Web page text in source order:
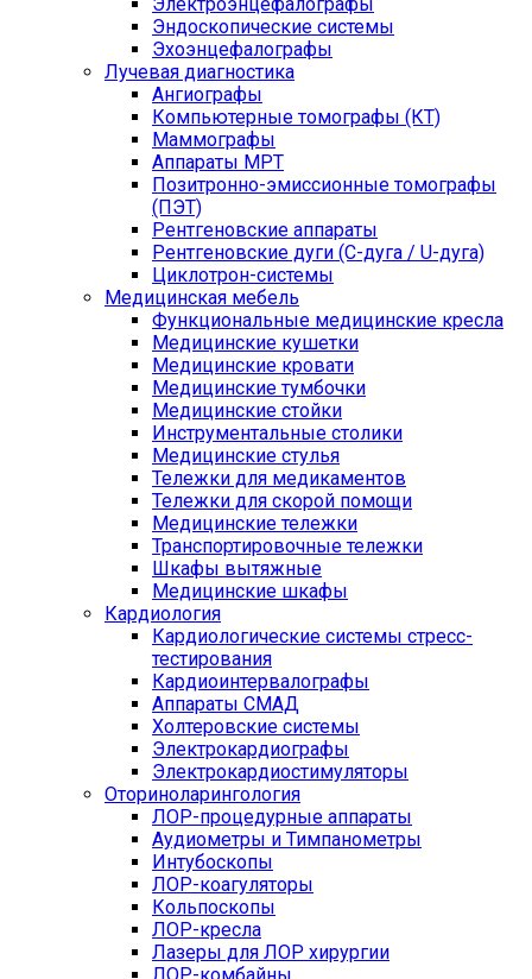
Эндоскопические системы
Эхоэнцефалографы
Лучевая диагностика
Ангиографы
Компьютерные томографы (КТ)
Маммографы
Аппараты МРТ
Позитронно-эмиссионные томографы
(ПЭТ)
Рентгеновские аппараты
Рентгеновские дуги (С-дуга / U-дуга)
Циклотрон-системы
Медицинская мебель
Функциональные медицинские кресла
Медицинские кушетки
Медицинские кровати
Медицинские тумбочки
Медицинские стойки
Инструментальные столики
Медицинские стулья
Тележки для медикаментов
Тележки для скорой помощи
Медицинские тележки
Транспортировочные тележки
Шкафы вытяжные
Медицинские шкафы
Кардиология
Кардиологические системы стресс-
тестирования
Кардиоинтервалографы
Аппараты СМАД
Холтеровские системы
Электрокардиографы
Электрокардиостимуляторы
Оториноларингология
ЛОР-процедурные аппараты
Аудиометры и Тимпанометры
Интубоскопы
ЛОР-коагуляторы
Кольпоскопы
ЛОР-кресла
Лазеры для ЛОР хирургии